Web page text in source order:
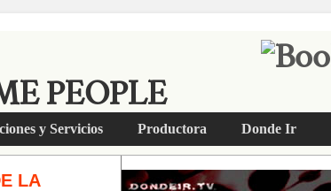
PEOPLE
y Servicios Productora Donde Ir
LA